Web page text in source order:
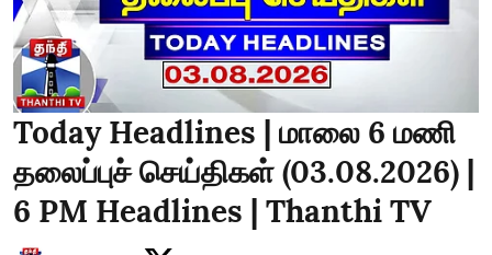
Today Headlines | மாலை 6 மணி
தலைப்புச் செய்திகள் (03.08.2026) |
6 PM Headlines | Thanthi TV